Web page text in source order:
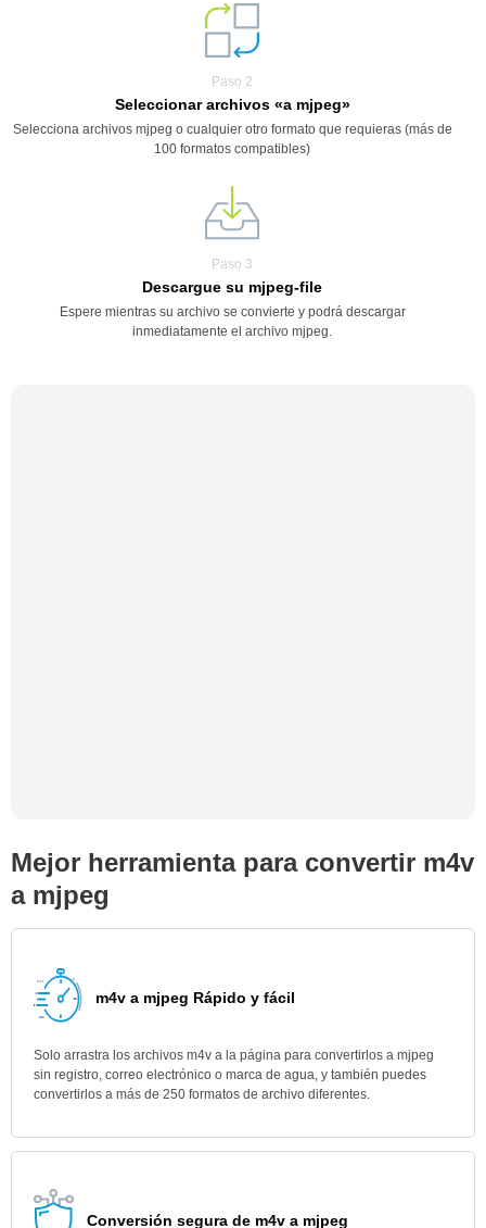
Paso 2
Seleccionar archivos «a mjpeg»
Selecciona archivos mjpeg o cualquier otro formato que requieras (más de
100 formatos compatibles)
Paso 3
Descargue su mjpeg-file
Espere mientras su archivo se convierte y podrá descargar
inmediatamente el archivo mjpeg.
Mejor herramienta para convertir m4v
a mjpeg
m4v a mjpeg Rápido y fácil
Solo arrastra los archivos m4v a la página para convertirlos a mjpeg
sin registro, correo electrónico o marca de agua, y también puedes
convertirlos a más de 250 formatos de archivo diferentes.
Conversión segura de m4v a mjpeg